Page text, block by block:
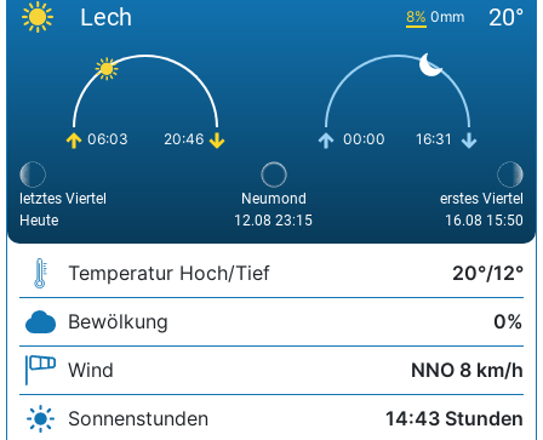
Lech 8% 0mm 20°
06:03 20:46 00:00 16:31
letztes Viertel
Heute
Neumond
12.08 23:15
erstes Viertel
16.08 15:50
Temperatur Hoch/Tief
20°/12°
Bewölkung
0%
Wind
NNO 8 km/h
Sonnenstunden
14:43 Stunden